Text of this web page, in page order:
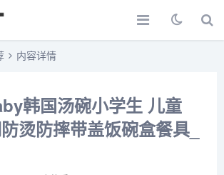
内容详情
韩国汤碗小学生 儿童
烫防摔带盖饭碗盒餐具_